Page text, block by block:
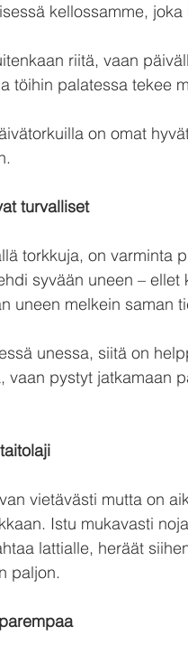
kellossamme,
riitä, vaan
töihin palatessa tekee
on omat
turvalliset
torkkuja, on varminta
syvään uneen –
uneen melkein saman
unessa, siitä on
vaan pystyt jatkamaan
vietävästi mutta on
Istu mukavasti
lattialle, heräät
paljon.